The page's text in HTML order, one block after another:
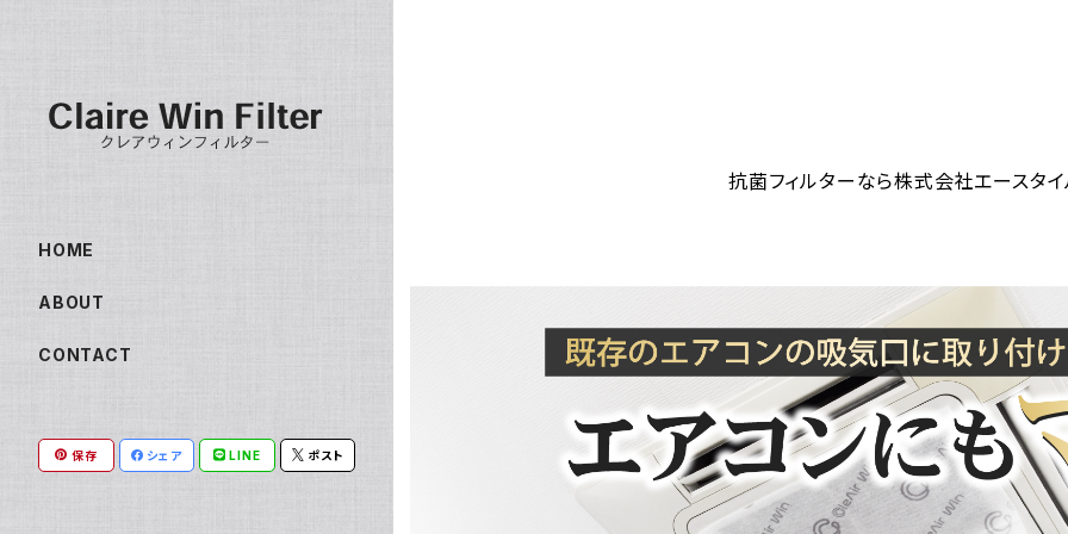
抗菌フィルターなら株式会社エースタ
HOME
ABOUT
CONTACT
保存 シェア LINE ポスト